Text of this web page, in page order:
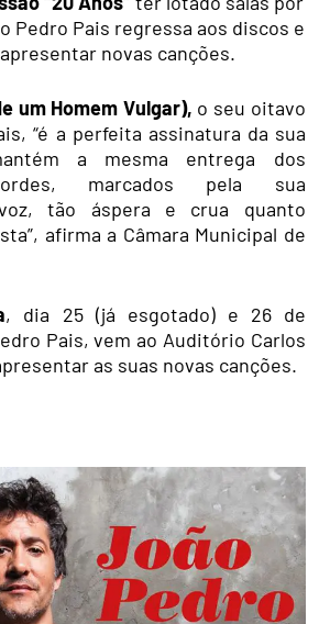
Pedro Pais regressa aos discos e
novas canções.
um Homem Vulgar), o seu oitavo
“é a perfeita assinatura da sua
a mesma entrega dos
marcados pela sua
tão áspera e crua quanto
afirma a Câmara Municipal de
, dia 25 (já esgotado) e 26 de
Pais, vem ao Auditório Carlos
as suas novas canções.